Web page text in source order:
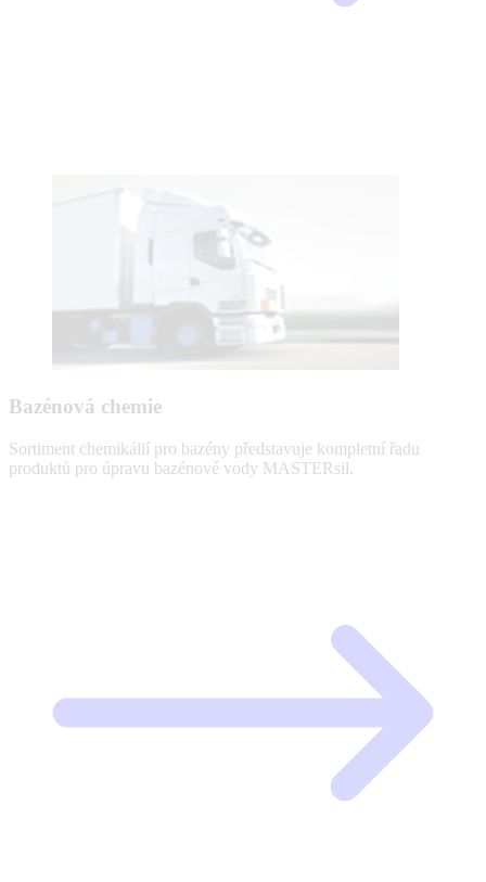
Bazénová chemie
Sortiment chemikálií pro bazény představuje kompletní řadu
produktů pro úpravu bazénové vody MASTERsil.